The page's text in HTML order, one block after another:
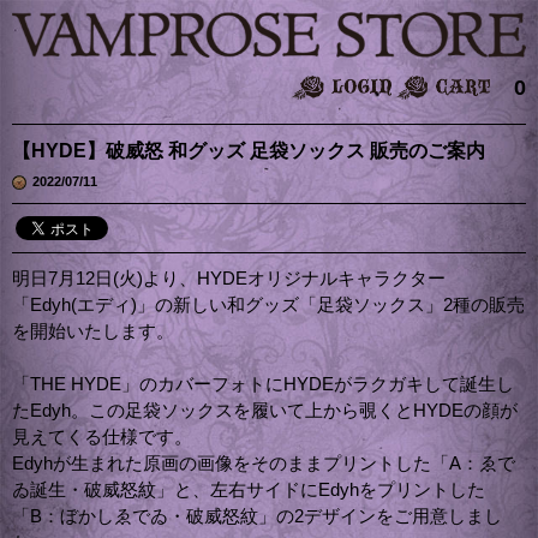
0
【HYDE】破威怒 和グッズ 足袋ソックス 販売のご案内
2022/07/11
明日7月12日(火)より、HYDEオリジナルキャラクター
「Edyh(エディ)」の新しい和グッズ「足袋ソックス」2種の販売
を開始いたします。
「THE HYDE」のカバーフォトにHYDEがラクガキして誕生し
たEdyh。この足袋ソックスを履いて上から覗くとHYDEの顔が
見えてくる仕様です。
Edyhが生まれた原画の画像をそのままプリントした「A：ゑで
ゐ誕生・破威怒紋」と、左右サイドにEdyhをプリントした
「B：ぼかしゑでゐ・破威怒紋」の2デザインをご用意しまし